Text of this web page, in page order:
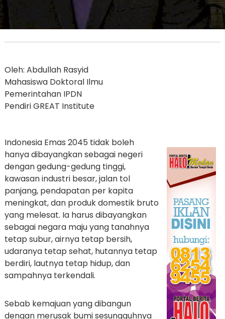
Oleh: Abdullah Rasyid
Mahasiswa Doktoral Ilmu
Pemerintahan IPDN
Pendiri GREAT Institute
Indonesia Emas 2045 tidak boleh
hanya dibayangkan sebagai negeri
dengan gedung-gedung tinggi,
kawasan industri besar, jalan tol
panjang, pendapatan per kapita
meningkat, dan produk domestik bruto
yang melesat. Ia harus dibayangkan
sebagai negara maju yang tanahnya
tetap subur, airnya tetap bersih,
udaranya tetap sehat, hutannya tetap
berdiri, lautnya tetap hidup, dan
sampahnya terkendali.
Sebab kemajuan yang dibangun
dengan merusak bumi sesungguhnya